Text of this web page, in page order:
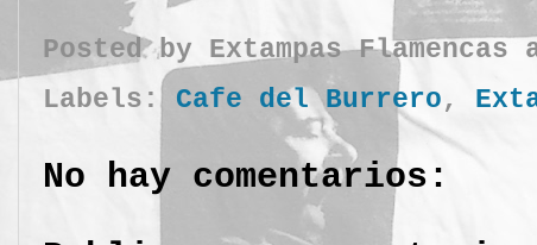
Posted by Extampas Flamencas
Labels: Cafe del Burrero,
No hay comentarios: